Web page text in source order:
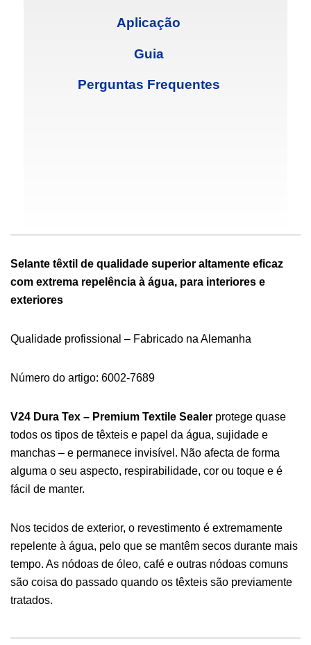
Aplicação
Guia
Perguntas Frequentes
Selante têxtil de qualidade superior altamente eficaz
com extrema repelência à água, para interiores e
exteriores
Qualidade profissional – Fabricado na Alemanha
Número do artigo: 6002-7689
V24 Dura Tex – Premium Textile Sealer protege quase
todos os tipos de têxteis e papel da água, sujidade e
manchas – e permanece invisível. Não afecta de forma
alguma o seu aspecto, respirabilidade, cor ou toque e é
fácil de manter.
Nos tecidos de exterior, o revestimento é extremamente
repelente à água, pelo que se mantêm secos durante mais
tempo. As nódoas de óleo, café e outras nódoas comuns
são coisa do passado quando os têxteis são previamente
tratados.